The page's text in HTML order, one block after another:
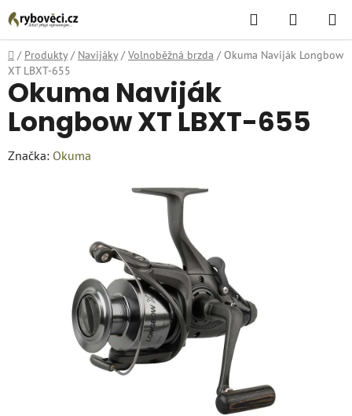
Přejít
na
obsah
Hledat
KOŠÍK
Domů
/ Produkty / Navijáky / Volnoběžná brzda / Okuma Naviják Longbow
XT LBXT-655
Okuma Naviják
Longbow XT LBXT-655
Značka: Okuma